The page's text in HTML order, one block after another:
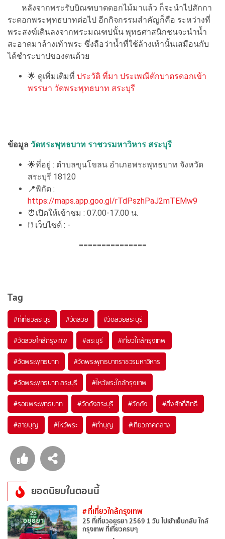
หลังจากพระรับบิณฑบาตดอกไม้มาแล้ว ก็จะนำไปสักกา
ระดอกพระพุทธบาทต่อไป อีกกิจกรรมสำคัญก็คือ ระหว่างที่
พระสงฆ์เดินลงจากพระมณฑปนั้น พุทธศาสนิกชนจะนำน้ำ
สะอาดมาล้างเท้าพระ ซึ่งถือว่าน้ำที่ใช้ล้างเท้านั้นเสมือนกับ
ได้ชำระบาปของตนด้วย
🌟 ดูเพิ่มเติมที่ ประวัติ ที่มา ประเพณีตักบาตรดอกเข้า
พรรษา วัดพระพุทธบาท สระบุรี
ข้อมูล วัดพระพุทธบาท ราชวรมหาวิหาร สระบุรี
🌟ที่อยู่ : ตำบลขุนโขลน อำเภอพระพุทธบาท จังหวัด
สระบุรี 18120
📍พิกัด :
https://maps.app.goo.gl/rTdPszhPaJ2mTEMw9
⏰เปิดให้เข้าชม : 07.00-17.00 น.
🖱 เว็บไซต์ : -
===============
Tag
#ที่เที่ยวสระบุรี #วัดสวย #วัดสวยสระบุรี
#วัดสวยใกล้กรุงเทพ #สระบุรี #เที่ยวใกล้กรุงเทพ
#วัดพระพุทธบาท #วัดพระพุทธบาทราชวรมหาวิหาร
#วัดพระพุทธบาท สระบุรี #ไหว้พระใกล้กรุงเทพ
#รอยพระพุทธบาท #วัดดังสระบุรี #วัดดัง #สิ่งศักดิ์สิทธิ์
#สายบุญ #ไหว้พระ #ทำบุญ #เที่ยวภาคกลาง
ยอดนิยมในตอนนี้
# ที่เที่ยวใกล้กรุงเทพ
25 ที่เที่ยวอยุธยา 2569 1 วัน ไปเช้าเย็นกลับ ใกล้
กรุงเทพ ที่เที่ยวครบๆ